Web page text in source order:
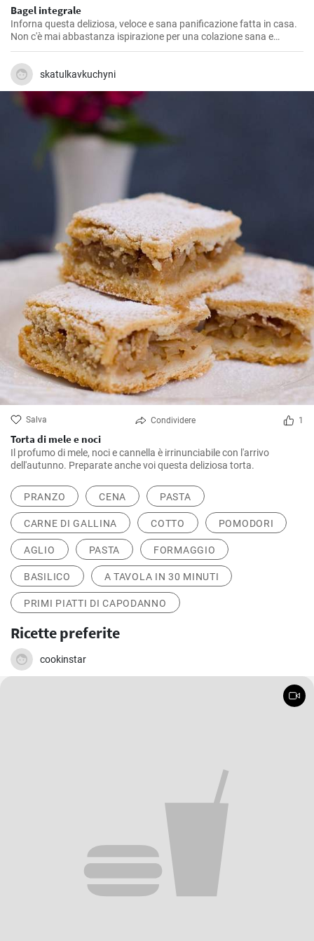
Bagel integrale
Inforna questa deliziosa, veloce e sana panificazione fatta in casa.
Non c'è mai abbastanza ispirazione per una colazione sana e
gustosa.
skatulkavkuchyni
Salva Condividere 1
Torta di mele e noci
Il profumo di mele, noci e cannella è irrinunciabile con l'arrivo
dell'autunno. Preparate anche voi questa deliziosa torta.
PRANZO CENA PASTA
CARNE DI GALLINA COTTO POMODORI
AGLIO PASTA FORMAGGIO
BASILICO A TAVOLA IN 30 MINUTI
PRIMI PIATTI DI CAPODANNO
Ricette preferite
cookinstar